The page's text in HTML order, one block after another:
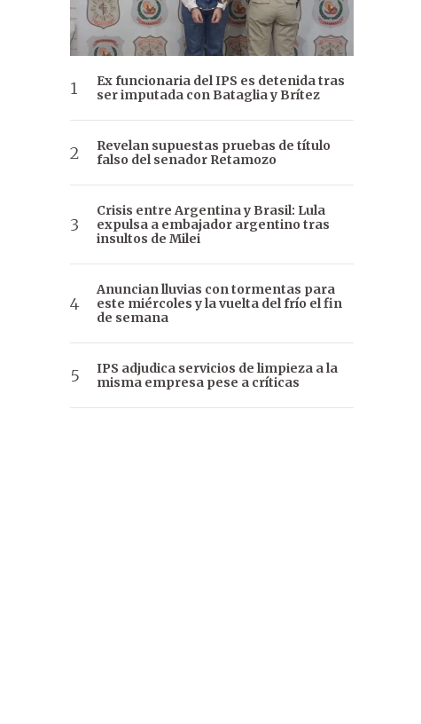
Ex funcionaria del IPS es detenida tras
ser imputada con Bataglia y Brítez
Revelan supuestas pruebas de título
falso del senador Retamozo
Crisis entre Argentina y Brasil: Lula
expulsa a embajador argentino tras
insultos de Milei
Anuncian lluvias con tormentas para
este miércoles y la vuelta del frío el fin
de semana
IPS adjudica servicios de limpieza a la
misma empresa pese a críticas